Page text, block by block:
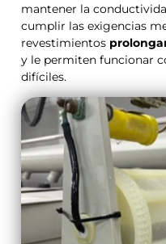
mantener la
cumplir las exigencias
revestimientos
y le permiten funcionar
difíciles.